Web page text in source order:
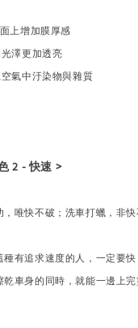
上增加膜厚感
澤更加透亮
氣中汙染物與雜質
2 - 快速 >
，唯快不破；洗車打蠟，非快
種有追求速度的人，一定要
乾車身的同時，就能一邊上